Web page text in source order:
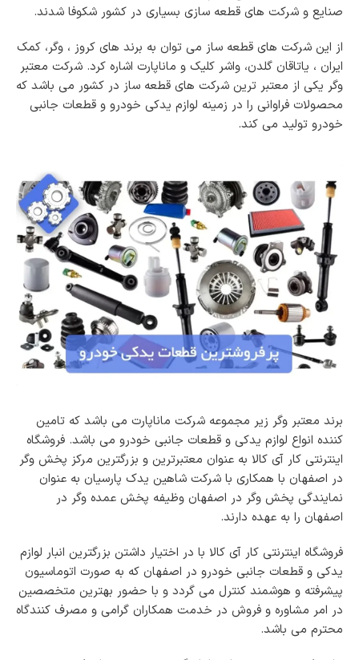
صنایع و شرکت های قطعه سازی بسیاری در کشور شکوفا شدند.
از این شرکت های قطعه ساز می توان به برند های کروز ، وگر، کمک
ایران ، یاتاقان گلدن، واشر کلیک و ماناپارت اشاره کرد. شرکت معتبر
وگر یکی از معتبر ترین شرکت های قطعه ساز در کشور می باشد که
محصولات فراوانی را در زمینه لوازم یدکی خودرو و قطعات جانبی
خودرو تولید می کند.
برند معتبر وگر زیر مجموعه شرکت ماناپارت می باشد که تامین
کننده انواع لوازم یدکی و قطعات جانبی خودرو می باشد. فروشگاه
اینترنتی کار آی کالا به عنوان معتبرترین و بزرگترین مرکز پخش وگر
در اصفهان با همکاری با شرکت شاهین یدک پارسیان به عنوان
نمایندگی پخش وگر در اصفهان وظیفه پخش عمده وگر در
اصفهان را به عهده دارند.
فروشگاه اینترنتی کار آی کالا با در اختیار داشتن بزرگترین انبار لوازم
یدکی و قطعات جانبی خودرو در اصفهان که به صورت اتوماسیون
پیشرفته و هوشمند کنترل می گردد و با حضور بهترین متخصصین
در امر مشاوره و فروش در خدمت همکاران گرامی و مصرف کنندگاه
محترم می باشد.